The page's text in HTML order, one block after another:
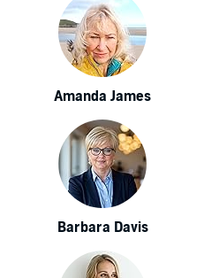
Amanda James
Barbara Davis